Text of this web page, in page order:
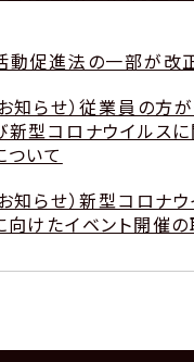
動促進法の一部が改
知らせ）従業員の方
型コロナウイルスに
いて
知らせ）新型コロナ
けたイベント開催